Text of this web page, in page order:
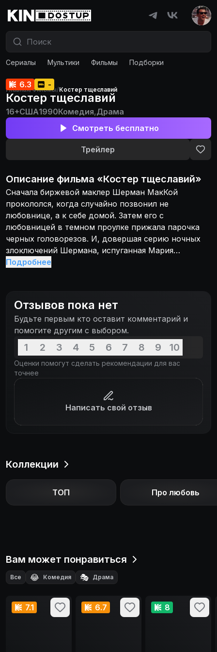
Сериалы Мультики Фильмы Подборки
Главная/Фильмы/Костер тщеславий
6.3 -
Костер тщеславий
16+США1990Комедия,Драма
Смотреть бесплатно
Трейлер
Описание фильма «Костер тщеславий»
Сначала биржевой маклер Шерман МакКой
прокололся, когда случайно позвонил не
любовнице, а к себе домой. Затем его с
любовницей в темном проулке прижала парочка
черных головорезов. И, довершая серию ночных
злоключений Шермана, испуганная Мария
задавила одного из подростков, сидя за рулем его
превратить обычное преступление в политический
скандал. Лишь один человек верит, что МакКой
стал козлом отпущения, и человек этот – ловкий
журналист Питер Фэллоу – знает, как доказать его
невиновность…
Подробнее
Отзывов пока нет
Будьте первым кто оставит комментарий и
помогите другим с выбором.
1 2 3 4 5 6 7 8 9 10
Оценки помогут сделать рекомендации для вас
точнее
Написать свой отзыв
Коллекции
ТОП Про любовь
Вам может понравиться
Все 😂 Комедия 🎭 Драма
7.1 6.7 8